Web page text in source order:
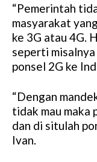
“Pemerintah
masyarakat
ke 3G atau 4G.
seperti
ponsel 2G ke
“Dengan
tidak mau maka
dan di situlah
Ivan.